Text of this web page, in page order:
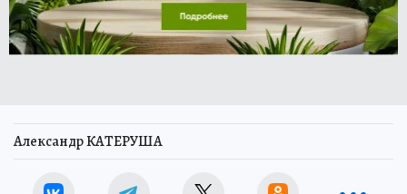
Александр КАТЕРУША